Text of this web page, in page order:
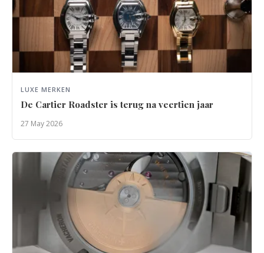
LUXE MERKEN
De Cartier Roadster is terug na veertien jaar
27 May 2026